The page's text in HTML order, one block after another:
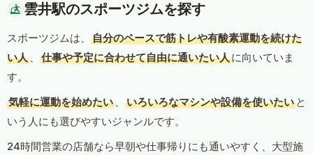
雲井駅のスポーツジムを探す
スポーツジムは、
自分のペースで筋トレや有酸素運動を続けた
い人 、 仕事や予定に合わせて自由に通いたい人に向いていま
す。
気軽に運動を始めたい 、 いろいろなマシンや設備を使いたい と
いう人にも選びやすいジャンルです。
24時間営業の店舗なら早朝や仕事帰りにも通いやすく、大型施